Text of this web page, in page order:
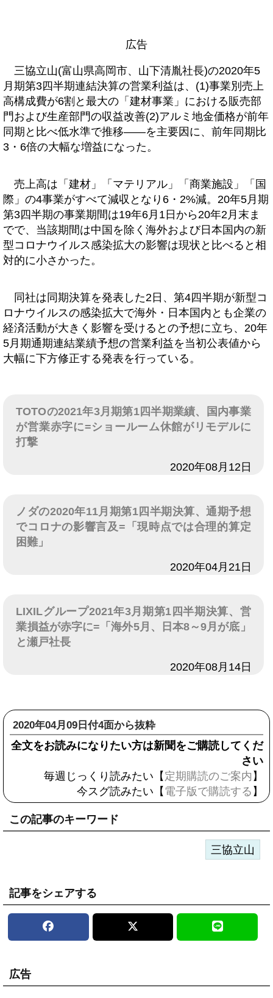
広告
三協立山(富山県高岡市、山下清胤社長)の2020年5
月期第3四半期連結決算の営業利益は、(1)事業別売上
高構成費が6割と最大の「建材事業」における販売部
門および生産部門の収益改善(2)アルミ地金価格が前年
同期と比べ低水準で推移――を主要因に、前年同期比
3・6倍の大幅な増益になった。
売上高は「建材」「マテリアル」「商業施設」「国
際」の4事業がすべて減収となり6・2%減。20年5月期
第3四半期の事業期間は19年6月1日から20年2月末ま
でで、当該期間は中国を除く海外および日本国内の新
型コロナウイルス感染拡大の影響は現状と比べると相
対的に小さかった。
同社は同期決算を発表した2日、第4四半期が新型コ
ロナウイルスの感染拡大で海外・日本国内とも企業の
経済活動が大きく影響を受けるとの予想に立ち、20年
5月期通期連結業績予想の営業利益を当初公表値から
大幅に下方修正する発表を行っている。
TOTOの2021年3月期第1四半期業績、国内事業
が営業赤字に=ショールーム休館がリモデルに
打撃
2020年08月12日
ノダの2020年11月期第1四半期決算、通期予想
でコロナの影響言及=「現時点では合理的算定
困難」
2020年04月21日
LIXILグループ2021年3月期第1四半期決算、営
業損益が赤字に=「海外5月、日本8～9月が底」
と瀬戸社長
2020年08月14日
2020年04月09日付4面から抜粋
全文をお読みになりたい方は新聞をご購読してくだ
さい
毎週じっくり読みたい【 定期購読のご案内 】
今スグ読みたい【 電子版で購読する 】
この記事のキーワード
三協立山
記事をシェアする
広告